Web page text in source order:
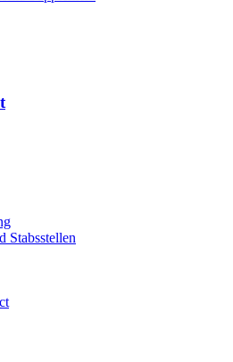
Stabsstellen